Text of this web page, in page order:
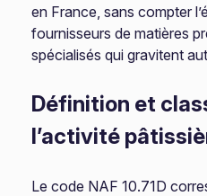
en France, sans compter
fournisseurs de matières
spécialisés qui gravitent
Définition et
l’activité
Le code NAF 10.71D